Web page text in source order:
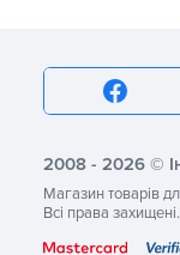
2008 - 2026 ©
Магазин товарів
Всі права захищені.